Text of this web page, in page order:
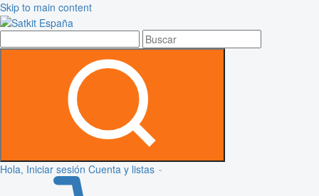
Skip to main content
Hola, Iniciar sesión Cuenta y listas